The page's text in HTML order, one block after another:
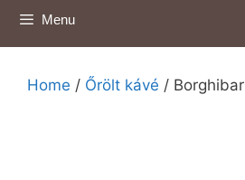
Menu
Home / Őrölt kávé /